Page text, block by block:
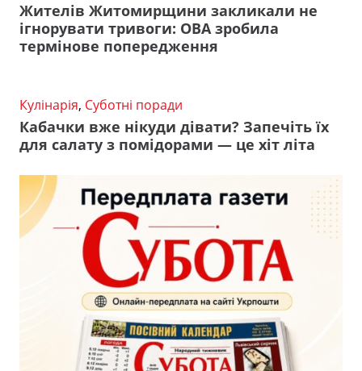
Жителів Житомирщини закликали не
ігнорувати тривоги: ОВА зробила
термінове попередження
Кулінарія, Суботні поради
Кабачки вже нікуди дівати? Запечіть їх
для салату з помідорами — це хіт літа